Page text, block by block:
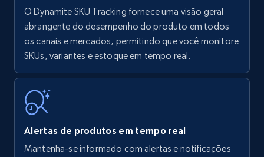
Amazon products - find products by using
upc numbers
Title, Seller name, Brand, Description, Initial
price, Currency, Availability, Reviews count, and
35.2K+
O Dynamite SKU Tracking fornece uma visão geral
abrangente do desempenho do produto em todos
os canais e mercados, permitindo que você monitore
SKUs, variantes e estoque em tempo real.
Alertas de produtos em tempo real
Mantenha-se informado com alertas e notificações